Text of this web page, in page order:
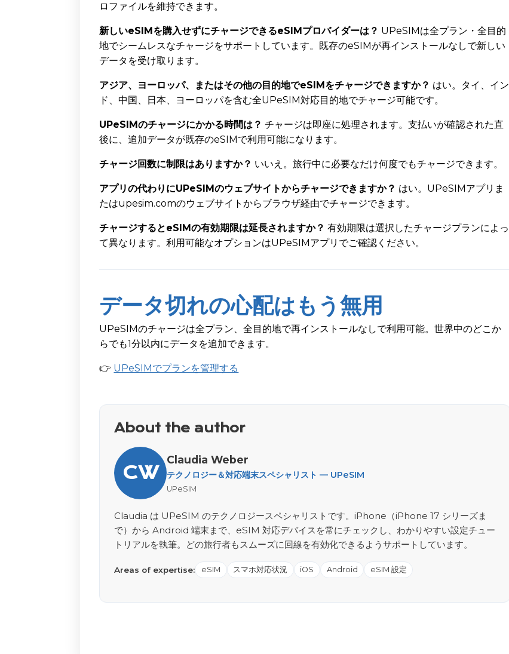
ロファイルを維持できます。
新しいeSIMを購入せずにチャージできるeSIMプロバイダーは？ UPeSIMは全プラン・全目的
地でシームレスなチャージをサポートしています。既存のeSIMが再インストールなしで新しい
データを受け取ります。
アジア、ヨーロッパ、またはその他の目的地でeSIMをチャージできますか？ はい。タイ、イン
ド、中国、日本、ヨーロッパを含む全UPeSIM対応目的地でチャージ可能です。
UPeSIMのチャージにかかる時間は？ チャージは即座に処理されます。支払いが確認された直
後に、追加データが既存のeSIMで利用可能になります。
チャージ回数に制限はありますか？ いいえ。旅行中に必要なだけ何度でもチャージできます。
アプリの代わりにUPeSIMのウェブサイトからチャージできますか？ はい。UPeSIMアプリま
たはupesim.comのウェブサイトからブラウザ経由でチャージできます。
チャージするとeSIMの有効期限は延長されますか？ 有効期限は選択したチャージプランによっ
て異なります。利用可能なオプションはUPeSIMアプリでご確認ください。
データ切れの心配はもう無用
UPeSIMのチャージは全プラン、全目的地で再インストールなしで利用可能。世界中のどこか
らでも1分以内にデータを追加できます。
👉 UPeSIMでプランを管理する
About the author
CW
Claudia Weber
テクノロジー＆対応端末スペシャリスト — UPeSIM
UPeSIM
Claudia は UPeSIM のテクノロジースペシャリストです。iPhone（iPhone 17 シリーズま
で）から Android 端末まで、eSIM 対応デバイスを常にチェックし、わかりやすい設定チュー
トリアルを執筆。どの旅行者もスムーズに回線を有効化できるようサポートしています。
Areas of expertise: eSIM スマホ対応状況 iOS Android eSIM 設定